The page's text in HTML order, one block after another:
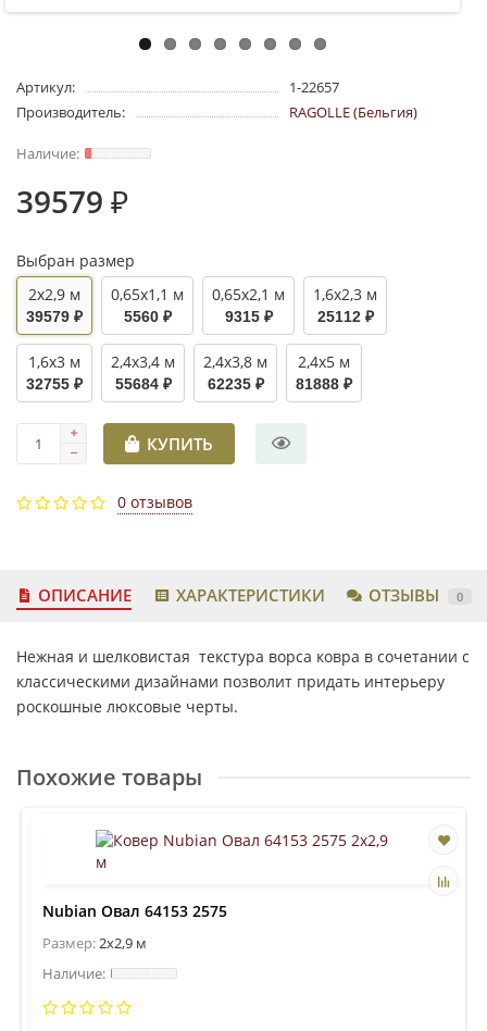
Артикул:
1-22657
Производитель:
RAGOLLE (Бельгия)
39579 ₽
Выбран размер
2x2,9 м
39579 ₽
0,65x1,1 м
5560 ₽
0,65x2,1 м
9315 ₽
1,6x2,3 м
25112 ₽
1,6x3 м
32755 ₽
2,4x3,4 м
55684 ₽
2,4x3,8 м
62235 ₽
2,4x5 м
81888 ₽
КУПИТЬ
0 отзывов
ОПИСАНИЕ ХАРАКТЕРИСТИКИ ОТЗЫВЫ 0
Нежная и шелковистая текстура ворса ковра в сочетании с
классическими дизайнами позволит придать интерьеру
роскошные люксовые черты.
Похожие товары
Nubian Овал 64153 2575
Размер:2x2,9 м